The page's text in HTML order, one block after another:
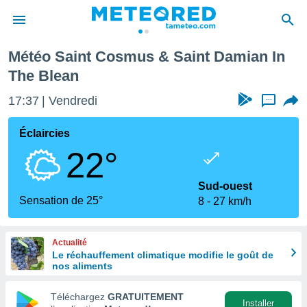
de
a
par
en
Météo Saint Cosmus & Saint Damian In
The Blean
17:37 Vendredi ...
Éclaircies
22°
Sensation de 25°
Sud-ouest
8
27 km/h
Actualité
Le réchauffement climatique modifie le goût de
nos aliments
Téléchargez GRATUITEMENT
Installer